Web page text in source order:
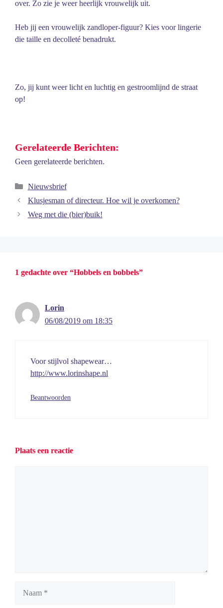
over. Zo zie je weer heerlijk vrouwelijk uit.
Heb jij een vrouwelijk zandloper-figuur? Kies voor lingerie
die taille en decolleté benadrukt.
Zo, jij kunt weer licht en luchtig en gestroomlijnd de straat
op!
Gerelateerde Berichten:
Geen gerelateerde berichten.
Categorieën
Nieuwsbrief
Klusjesman of directeur. Hoe wil je overkomen?
Weg met die (bier)buik!
1 gedachte over “Hobbels en bobbels”
Lorin
06/08/2019 om 18:35
Voor stijlvol shapewear…
http://www.lorinshape.nl
Beantwoorden
Plaats een reactie